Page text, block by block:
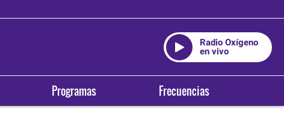
Radio Oxígeno
en vivo
Programas Frecuencias